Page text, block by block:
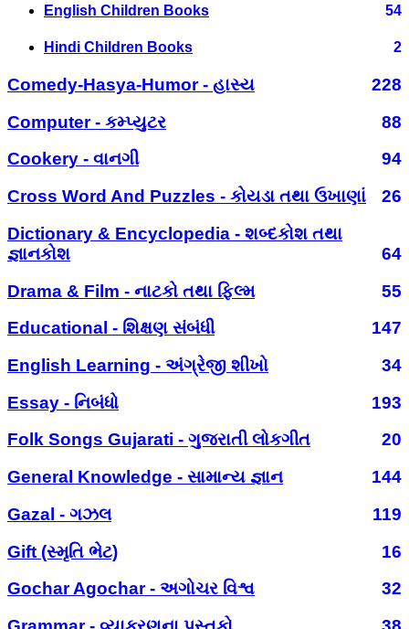
English Children Books 54
Hindi Children Books 2
Comedy-Hasya-Humor - હાસ્ય
228
Computer - કમ્પ્યુટર
88
Cookery - વાનગી
94
Cross Word And Puzzles - કોયડા તથા ઉખાણાં
26
Dictionary & Encyclopedia - શબ્દકોશ તથા
જ્ઞાનકોશ
64
Drama & Film - નાટકો તથા ફિલ્મ
55
Educational - શિક્ષણ સંબંધી
147
English Learning - અંગ્રેજી શીખો
34
Essay - નિબંધો
193
Folk Songs Gujarati - ગુજરાતી લોકગીત
20
General Knowledge - સામાન્ય જ્ઞાન
144
Gazal - ગઝલ
119
Gift (સ્મૃતિ ભેટ)
16
Gochar Agochar - અગોચર વિશ્વ
32